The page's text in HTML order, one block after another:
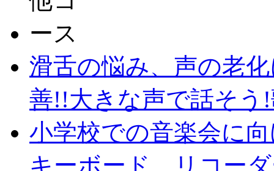
滑舌の悩み、声の老
善!!大きな声で話そう
小学校での音楽会に
キーボード、リコー